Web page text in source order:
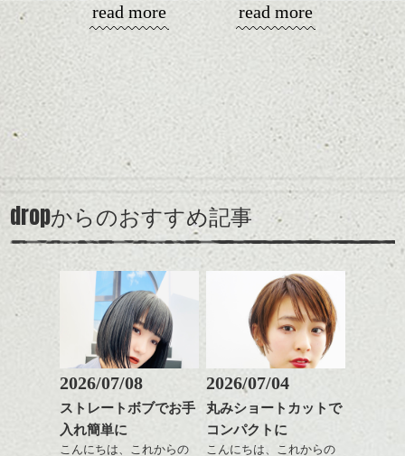
毛を活かしたり、気分で
楽しめるのもいいです
カラーはグレージュやブ
ルージュ等もおすすめで
すが、
90's後半から2000's前半に
多く見られたいわゆる茶
髪、のアップグレード版
も個人的には良いと思い
ます。
スタイルの事やカラーリ
ングの事などなんでもご
た。寝癖を生かしたようなハネのはいった
雰囲気に・・・
こんな感じになりました。カラーもほどよ
く落ち着き、良い雰囲気に仕上がったとお
もいます。
詳しいスタイル内容はスタイルページを覗
いてみてください。
夏にスタイルチェンジを考えている方は、
是非dropにいらしてください！！
kyoheiでした。
カラーリングとの組み合
わせで質感に変化をつけ
ながら楽しむ事ができる
のも
とても良いところです。
ダークトーンの色味でク
ールに演出するのもおす
ナチュラルなトーンの色
で柔らかさをプラスする
のも良いですね。
またクセ毛の方は質感調
整のストレートパーマで
髪質改善すると
おすすめです。
いつものスタイリングが
ドライした後オイルやワ
ナチュラルなベージュカ
ラーで全体にツヤと透明
感をプラスして
質感も綺麗に見せやす
く。
スタイリング方法は全体
をドライした後、
ワックスとオイルを混ぜ
ながらもみこみ、なじま
せます。
質感をかるくととのえな
がら耳かけアレンジする
のも良い感じです。
これからのスタイルチェ
ンジ、似合うカラーリン
グの事やお手入れ方法な
是非なんでもご相談して
演出したスタイルもこれ
からの季節とてもおすす
めですね。
前髪を軽めに調整し、フ
ェイスラインのデザイン
ですっきりした印象にな
バックを短めにカットし
全体のボリューム感がコ
ンパクトになるようにす
るのが良い感じです。
ベージュ系等の肌を綺麗
に見せる効果のあるカラ
read more
コンパクトなフォルムが
全体のバランスを良く見
せてくれる効果もあり、
いろんなシーンに雰囲気
をだしやすくスタイリン
グも簡単で良いので朝の
そんなショートカット。
軽めの前髪で透け感を演
出できるので、
この時期とてもおすすめ
ですよ。
ナチュラルなベージュカ
ラーで全体にツヤと透明
感をプラスして
質感も綺麗に見せやす
スタイリング方法は全体
をドライした後、
ワックスとオイルを混ぜ
ながらもみこみ、なじま
read more
dropからのおすすめ記事
2026/07/08
ストレートボブでお手
入れ簡単に
こんにちは、これからの
2026/07/04
丸みショートカットで
コンパクトに
こんにちは、これからの